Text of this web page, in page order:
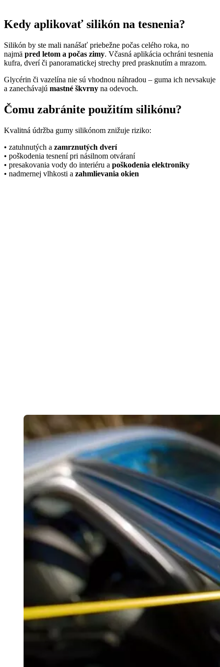
Kedy aplikovať silikón na tesnenia?
Silikón by ste mali nanášať priebežne počas celého roka, no
najmä pred letom a počas zimy. Včasná aplikácia ochráni tesnenia
kufra, dverí či panoramatickej strechy pred prasknutím a mrazom.
Glycérin či vazelína nie sú vhodnou náhradou – guma ich nevsakuje
a zanechávajú mastné škvrny na odevoch.
Čomu zabránite použitím silikónu?
Kvalitná údržba gumy silikónom znižuje riziko:
• zatuhnutých a zamrznutých dverí
• poškodenia tesnení pri násilnom otváraní
• presakovania vody do interiéru a poškodenia elektroniky
• nadmernej vlhkosti a zahmlievania okien